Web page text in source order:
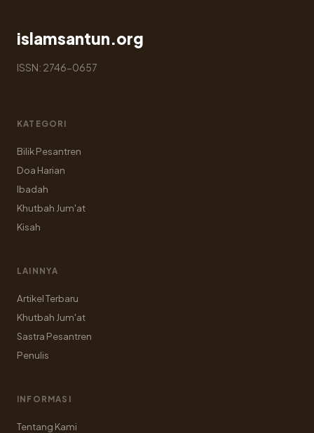
islamsantun.org
ISSN: 2746-0657
KATEGORI
Bilik Pesantren
Doa Harian
Ibadah
Khutbah Jum'at
Kisah
LAINNYA
Artikel Terbaru
Khutbah Jum'at
Sastra Pesantren
Penulis
INFORMASI
Tentang Kami